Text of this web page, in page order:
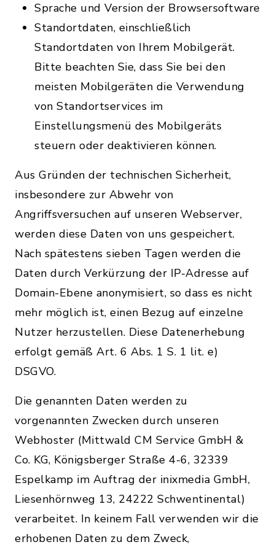
Sprache und Version der Browsersoftware
Standortdaten, einschließlich
Standortdaten von Ihrem Mobilgerät.
Bitte beachten Sie, dass Sie bei den
meisten Mobilgeräten die Verwendung
von Standortservices im
Einstellungsmenü des Mobilgeräts
steuern oder deaktivieren können.
Aus Gründen der technischen Sicherheit,
insbesondere zur Abwehr von
Angriffsversuchen auf unseren Webserver,
werden diese Daten von uns gespeichert.
Nach spätestens sieben Tagen werden die
Daten durch Verkürzung der IP-Adresse auf
Domain-Ebene anonymisiert, so dass es nicht
mehr möglich ist, einen Bezug auf einzelne
Nutzer herzustellen. Diese Datenerhebung
erfolgt gemäß Art. 6 Abs. 1 S. 1 lit. e)
DSGVO.
Die genannten Daten werden zu
vorgenannten Zwecken durch unseren
Webhoster (Mittwald CM Service GmbH &
Co. KG, Königsberger Straße 4-6, 32339
Espelkamp im Auftrag der inixmedia GmbH,
Liesenhörnweg 13, 24222 Schwentinental)
verarbeitet. In keinem Fall verwenden wir die
erhobenen Daten zu dem Zweck,